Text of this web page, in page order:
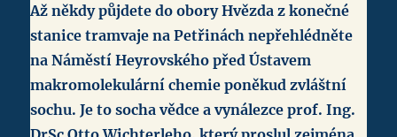
Až někdy půjdete do obory Hvězda z konečné
stanice tramvaje na Petřinách nepřehlédněte
na Náměstí Heyrovského před Ústavem
makromolekulární chemie poněkud zvláštní
sochu. Je to socha vědce a vynálezce prof. Ing.